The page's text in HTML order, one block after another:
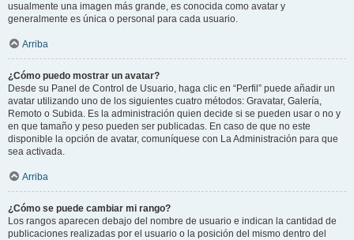
usualmente una imagen más grande, es conocida como avatar y
generalmente es única o personal para cada usuario.
Arriba
¿Cómo puedo mostrar un avatar?
Desde su Panel de Control de Usuario, haga clic en “Perfil” puede añadir un
avatar utilizando uno de los siguientes cuatro métodos: Gravatar, Galería,
Remoto o Subida. Es la administración quien decide si se pueden usar o no y
en que tamaño y peso pueden ser publicadas. En caso de que no este
disponible la opción de avatar, comuníquese con La Administración para que
sea activada.
Arriba
¿Cómo se puede cambiar mi rango?
Los rangos aparecen debajo del nombre de usuario e indican la cantidad de
publicaciones realizadas por el usuario o la posición del mismo dentro del